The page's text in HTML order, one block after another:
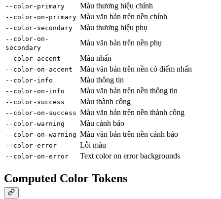
--color-primary Màu thương hiệu chính
--color-on-primary Màu văn bản trên nền chính
--color-secondary Màu thương hiệu phụ
--color-on-
secondary
Màu văn bản trên nền phụ
--color-accent Màu nhấn
--color-on-accent Màu văn bản trên nền có điểm nhấn
--color-info Màu thông tin
--color-on-info Màu văn bản trên nền thông tin
--color-success Màu thành công
--color-on-success Màu văn bản trên nền thành công
--color-warning Màu cảnh báo
--color-on-warning Màu văn bản trên nền cảnh báo
--color-error Lỗi màu
--color-on-error Text color on error backgrounds
Computed Color Tokens